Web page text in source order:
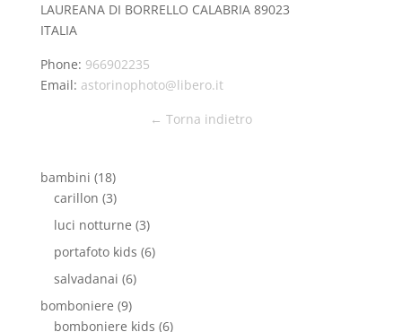
LAUREANA DI BORRELLO CALABRIA 89023
ITALIA
Phone: 966902235
Email: astorinophoto@libero.it
← Torna indietro
bambini (18)
carillon (3)
luci notturne (3)
portafoto kids (6)
salvadanai (6)
bomboniere (9)
bomboniere kids (6)